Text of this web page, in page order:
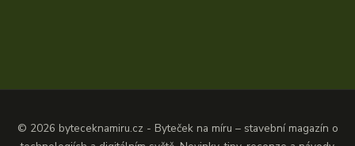
© 2026 byteceknamiru.cz - Byteček na míru – stavební magazín o